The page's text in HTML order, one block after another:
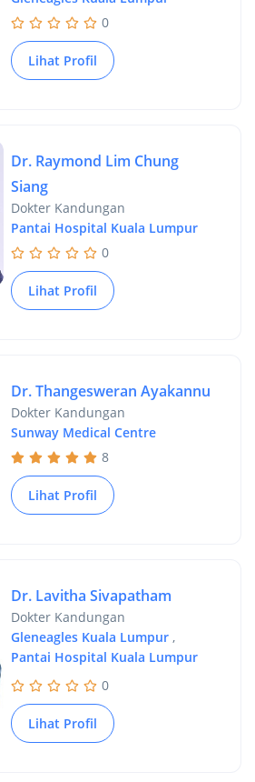
0
Lihat Profil
Dr. Raymond Lim Chung
Siang
Dokter Kandungan
Pantai Hospital Kuala Lumpur
0
Lihat Profil
Dr. Thangesweran Ayakannu
Dokter Kandungan
Sunway Medical Centre
8
Lihat Profil
Dr. Lavitha Sivapatham
Dokter Kandungan
Gleneagles Kuala Lumpur,
Pantai Hospital Kuala Lumpur
0
Lihat Profil